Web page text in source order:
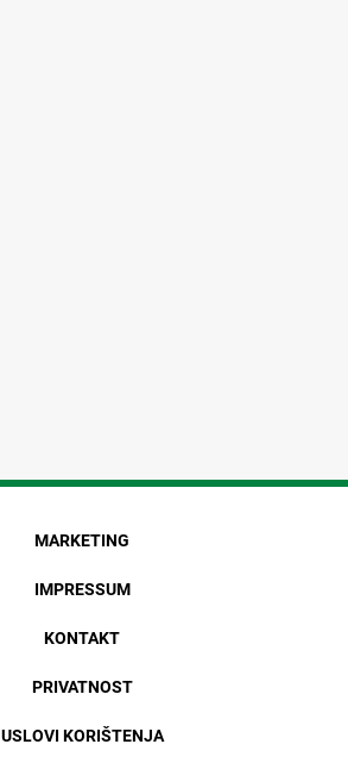
MARKETING
IMPRESSUM
KONTAKT
PRIVATNOST
USLOVI KORIŠTENJA